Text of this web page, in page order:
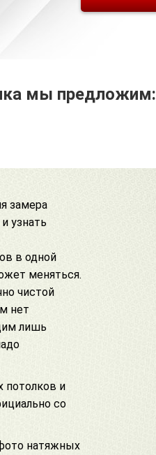
мы предложим:
замера
узнать
в одной
меняться.
чистой
нет
лишь
потолков и
со
натяжных